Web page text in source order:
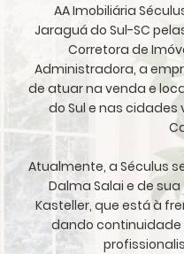
AA Imobiliária
Jaraguá do Sul-SC
Corretora de
Administradora, a
de atuar na venda e
do Sul e nas cidades
Atualmente, a Séculus
Dalma Salai e de sua
Kasteller, que está à
dando